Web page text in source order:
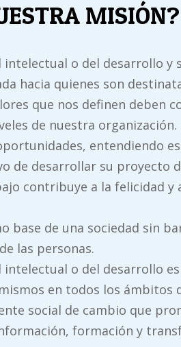
MISIÓN?
intelectual o del desarrollo
hacia quienes son
que nos definen deben
de nuestra organización.
entendiendo
de desarrollar su proyecto
contribuye a la felicidad y
base de una sociedad sin
las personas.
intelectual o del desarrollo
en todos los ámbitos
social de cambio que
formación y